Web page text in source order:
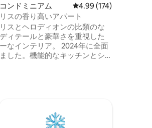
4.99つ星の平均評価
ンドミニアム レビュー174件、5つ
4.99 (174)
スの香り高いアパート
スとヘロディオンの比類のな
ィテールと豪華さを重視した
なインテリア。 2024年に全面
した。機能的なキッチンとシ
の広々としたバスルームがあ
パートにはキングサイズのベ
います。ソファベッドは高品質
ルにとって快適です。 この場